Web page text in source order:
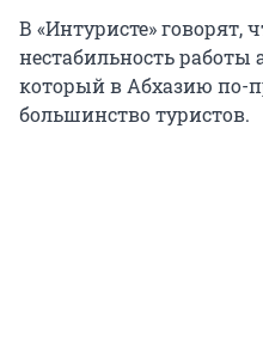
В «Интуристе» говорят,
нестабильность работы
который в Абхазию по-
большинство туристов.